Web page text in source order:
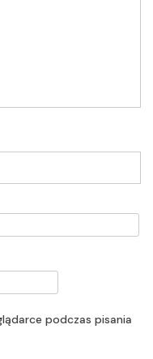
podczas pisania